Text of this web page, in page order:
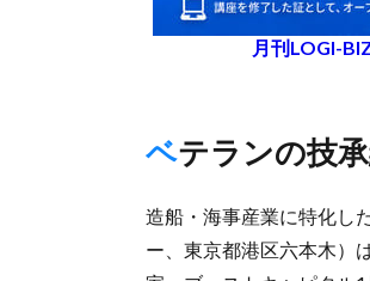
月刊LOGI-
ベテランの技
造船・海事産業に特化し
ー、東京都港区六本木）